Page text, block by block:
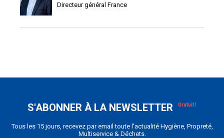
Directeur général France
S'ABONNER À LA NEWSLETTER
Tous les 15 jours, recevez par email toute l'actualité Hygiène, Propreté,
Multiservice & Déchets.